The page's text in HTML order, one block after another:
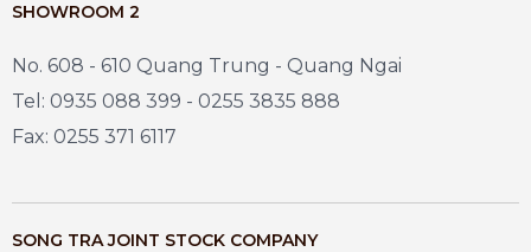
SHOWROOM 2
No. 608 - 610 Quang Trung - Quang Ngai
Tel: 0935 088 399 - 0255 3835 888
Fax: 0255 371 6117
SONG TRA JOINT STOCK COMPANY